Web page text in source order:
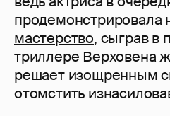
продемонстрировала
мастерство, сыграв в
триллере Верховена
решает изощренным
отомстить